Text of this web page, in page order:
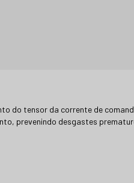
do tensor da corrente de
prevenindo desgastes